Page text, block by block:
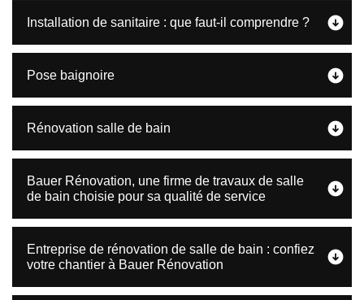
Installation de sanitaire : que faut-il comprendre ?
Pose baignoire
Rénovation salle de bain
Bauer Rénovation, une firme de travaux de salle
de bain choisie pour sa qualité de service
Entreprise de rénovation de salle de bain : confiez
votre chantier à Bauer Rénovation